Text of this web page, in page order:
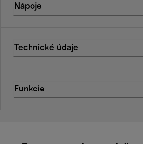
Nápoje
Technické údaje
Funkcie